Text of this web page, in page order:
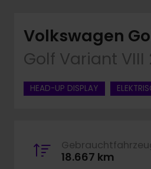
Volkswagen
Golf Variant VIII
HEAD-UP DISPLAY
18.667 km